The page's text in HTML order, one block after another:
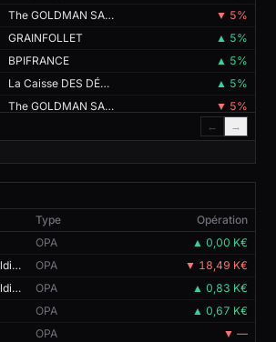
The GOLDMAN SACHS GROUP
▼ 5%
GRAINFOLLET
▲ 5%
BPIFRANCE
▲ 5%
La Caisse DES DÉPÔTS ET CONSIGNATIONS
▲ 5%
The GOLDMAN SACHS GROUP
▼ 5%
←
→
Type
Opération
OPA
▲ 0,00 K€
HSBC Holdings OPA
▼ 18,49 K€
HSBC Holdings OPA
▲ 0,83 K€
OPA
▲ 0,67 K€
OPA
▼ —